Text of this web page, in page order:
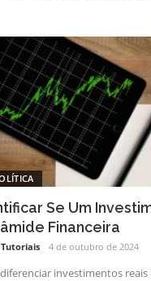
Se Um
Financeira
4 de outubro de 2024
investimentos reais